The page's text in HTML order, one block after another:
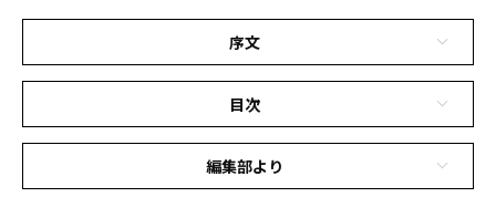
序文
目次
編集部より